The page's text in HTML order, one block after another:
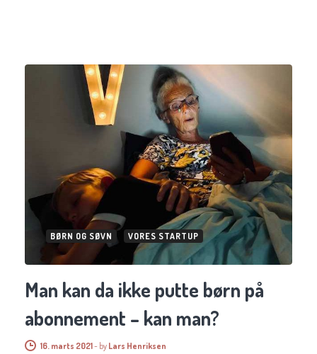
BØRN OG SØVN VORES STARTUP
Man kan da ikke putte børn på
abonnement – kan man?
16. marts 2021- by Lars Henriksen